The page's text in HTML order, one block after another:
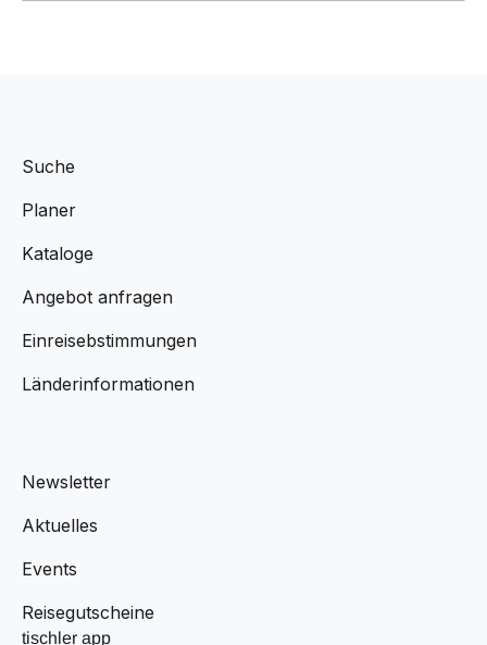
Suche
Planer
Kataloge
Angebot anfragen
Einreisebstimmungen
Länderinformationen
Newsletter
Aktuelles
Events
Reisegutscheine
tischler app